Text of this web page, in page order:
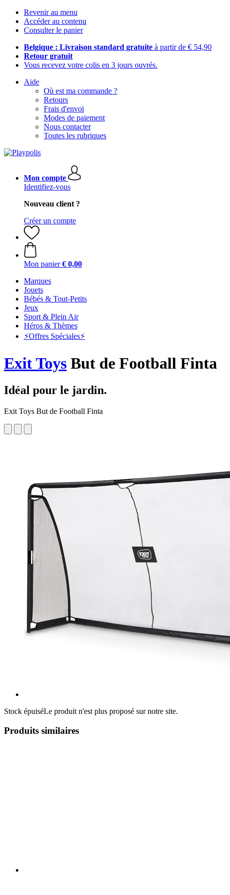
Revenir au menu
Accéder au contenu
Consulter le panier
Belgique : Livraison standard gratuite à partir de € 54,90
Retour gratuit
Vous recevez votre colis en 3 jours ouvrés.
Aide
Où est ma commande ?
Retours
Frais d'envoi
Modes de paiement
Nous contacter
Toutes les rubriques
Mon compte
Identifiez-vous
Nouveau client ?
Créer un compte
Mon panier € 0,00
Marques
Jouets
Bébés & Tout-Petits
Jeux
Sport & Plein Air
Héros & Thèmes
⚡️Offres Spéciales⚡️
Exit Toys But de Football Finta
Idéal pour le jardin.
Exit Toys But de Football Finta
Stock épuiséLe produit n'est plus proposé sur notre site.
Produits similaires